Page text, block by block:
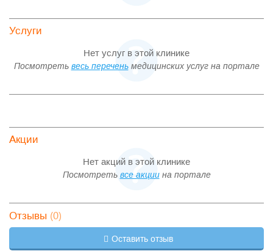
Услуги
Нет услуг в этой клинике
Посмотреть весь переченьмедицинских услуг на портале
Акции
Нет акций в этой клинике
Посмотреть все акциина портале
Отзывы (0)
Оставить отзыв